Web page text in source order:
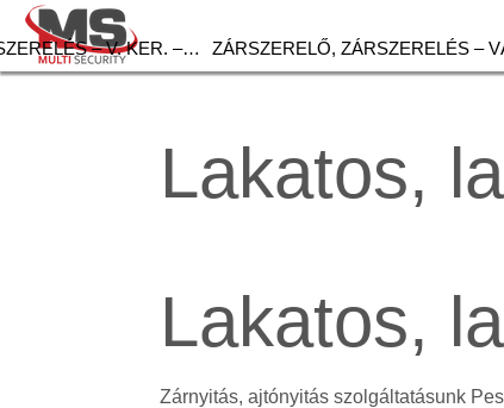
– V. KER. –… ZÁRSZERELŐ, ZÁRSZERELÉS –
Lakatos,
Lakatos,
Zárnyitás, ajtónyitás szolgáltatásunk